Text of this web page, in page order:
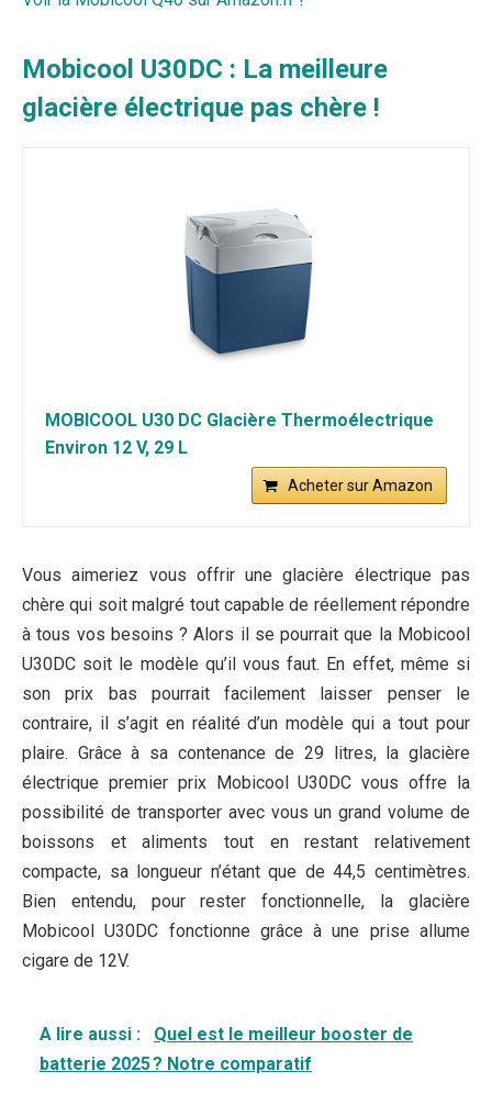
Mobicool U30DC : La meilleure
glacière électrique pas chère !
MOBICOOL U30 DC Glacière Thermoélectrique
Environ 12 V, 29 L
Acheter sur Amazon
Vous aimeriez vous offrir une glacière électrique pas
chère qui soit malgré tout capable de réellement répondre
à tous vos besoins ? Alors il se pourrait que la Mobicool
U30DC soit le modèle qu’il vous faut. En effet, même si
son prix bas pourrait facilement laisser penser le
contraire, il s’agit en réalité d’un modèle qui a tout pour
plaire. Grâce à sa contenance de 29 litres, la glacière
électrique premier prix Mobicool U30DC vous offre la
possibilité de transporter avec vous un grand volume de
boissons et aliments tout en restant relativement
compacte, sa longueur n’étant que de 44,5 centimètres.
Bien entendu, pour rester fonctionnelle, la glacière
Mobicool U30DC fonctionne grâce à une prise allume
cigare de 12V.
A lire aussi :
Quel est le meilleur booster de
batterie 2025 ? Notre comparatif